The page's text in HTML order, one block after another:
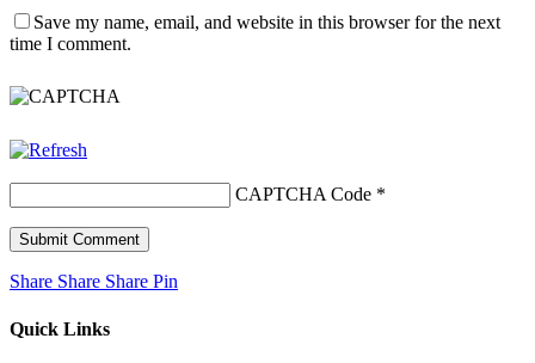
Save my name, email, and website in this browser for the next
time I comment.
CAPTCHA Code *
Share
Share Share Share Pin
Quick Links